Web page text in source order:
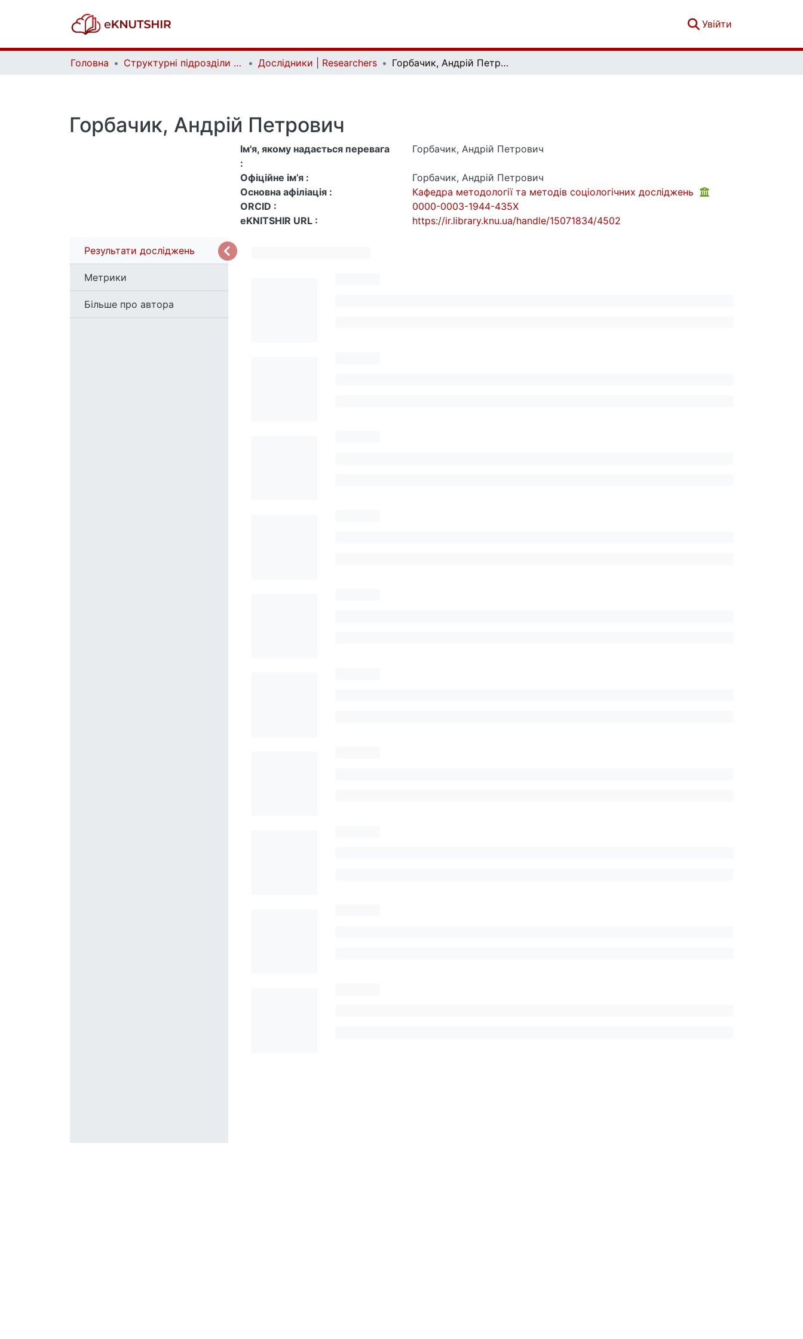
Увійти
Головна Структурні підрозділи Київського національного університету імені Тараса Шевченка та Організації | Faculties, Institutes and Departments of Taras Shevchenko National University of Kyiv and Organizations Дослідники | Researchers Горбачик, Андрій Петрович
Горбачик, Андрій Петрович
Ім'я, якому надається перевага
:
Горбачик, Андрій Петрович
Офіційне ім’я :
Горбачик, Андрій Петрович
Основна афіліація :
Кафедра методології та методів соціологічних досліджень
ORCID :
0000-0003-1944-435X
eKNITSHIR URL :
https://ir.library.knu.ua/handle/15071834/4502
Результати досліджень
Метрики
Більше про автора